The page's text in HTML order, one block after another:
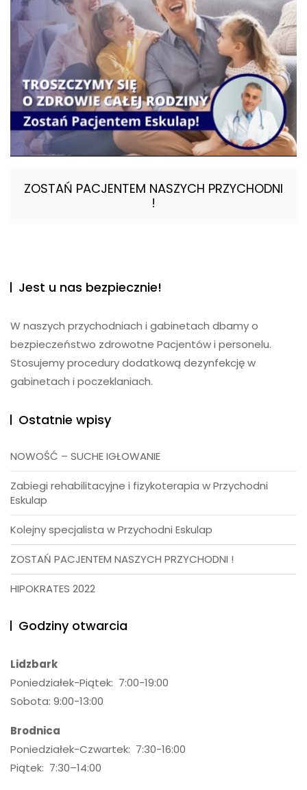
ZOSTAŃ PACJENTEM NASZYCH PRZYCHODNI
!
Jest u nas bezpiecznie!
W naszych przychodniach i gabinetach dbamy o
bezpieczeństwo zdrowotne Pacjentów i personelu.
Stosujemy procedury dodatkową dezynfekcję w
gabinetach i poczeklaniach.
Ostatnie wpisy
NOWOŚĆ – SUCHE IGŁOWANIE
Zabiegi rehabilitacyjne i fizykoterapia w Przychodni
Eskulap
Kolejny specjalista w Przychodni Eskulap
ZOSTAŃ PACJENTEM NASZYCH PRZYCHODNI !
HIPOKRATES 2022
Godziny otwarcia
Lidzbark
Poniedziałek-Piątek: 7:00-19:00
Sobota: 9:00-13:00
Brodnica
Poniedziałek-Czwartek: 7:30-16:00
Piątek: 7:30–14:00